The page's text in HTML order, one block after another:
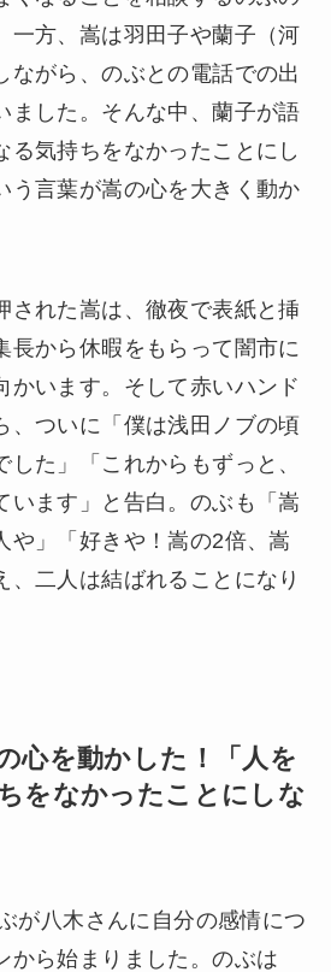
一方、嵩は羽田子や蘭子（河
ながら、のぶとの電話での出
ました。そんな中、蘭子が語
る気持ちをなかったことにし
う言葉が嵩の心を大きく動か
された嵩は、徹夜で表紙と挿
長から休暇をもらって闇市に
かいます。そして赤いハンド
、ついに「僕は浅田ノブの頃
した」「これからもずっと、
います」と告白。のぶも「嵩
や」「好きや！嵩の2倍、嵩
、二人は結ばれることになり
心を動かした！「人を
をなかったことにしな
が八木さんに自分の感情につ
から始まりました。のぶは